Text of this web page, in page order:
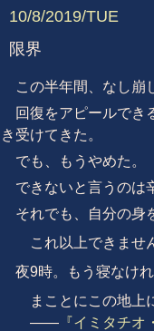
10/8/2019/TUE
限界
この半年間、なし崩
回復をアピールでき
き受けてきた。
でも、もうやめた。
できないと言うのは
それでも、自分の身
これ以上できませ
夜9時。もう寝なけ
まことにこの地上
—— 『イミタチオ